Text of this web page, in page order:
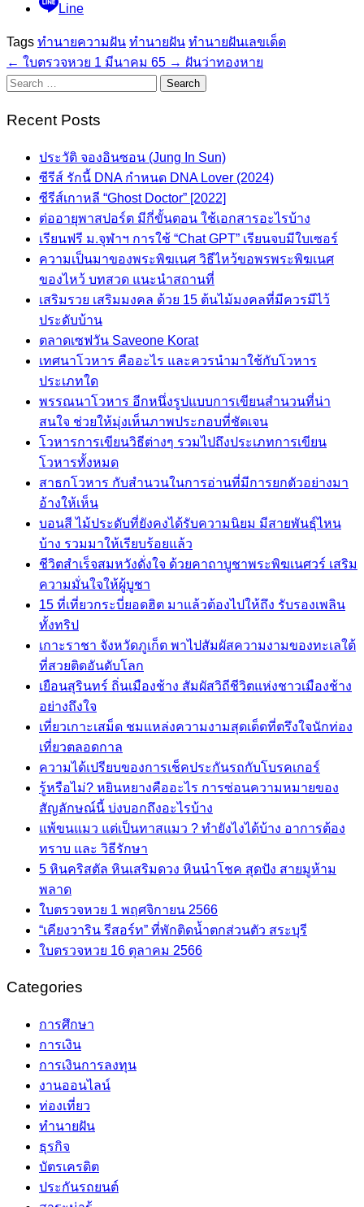
Line
Tags ทำนายความฝัน ทำนายฝัน ทำนายฝันเลขเด็ด
← ใบตรวจหวย 1 มีนาคม 65 → ฝันว่าทองหาย
Search
Recent Posts
ประวัติ จองอินซอน (Jung In Sun)
ซีรีส์ รักนี้ DNA กำหนด DNA Lover (2024)
ซีรีส์เกาหลี “Ghost Doctor” [2022]
ต่ออายุพาสปอร์ต มีกี่ขั้นตอน ใช้เอกสารอะไรบ้าง
เรียนฟรี ม.จุฬาฯ การใช้ “Chat GPT” เรียนจบมีใบเซอร์
ความเป็นมาของพระพิฆเนศ วิธีไหว้ขอพรพระพิฆเนศ
ของไหว้ บทสวด แนะนำสถานที่
เสริมรวย เสริมมงคล ด้วย 15 ต้นไม้มงคลที่มีควรมีไว้
ประดับบ้าน
ตลาดเซฟวัน Saveone Korat
เทศนาโวหาร คืออะไร และควรนำมาใช้กับโวหาร
ประเภทใด
พรรณนาโวหาร อีกหนึ่งรูปแบบการเขียนสำนวนที่น่า
สนใจ ช่วยให้มุ่งเห็นภาพประกอบที่ชัดเจน
โวหารการเขียนวิธีต่างๆ รวมไปถึงประเภทการเขียน
โวหารทั้งหมด
สาธกโวหาร กับสำนวนในการอ่านที่มีการยกตัวอย่างมา
อ้างให้เห็น
บอนสี ไม้ประดับที่ยังคงได้รับความนิยม มีสายพันธุ์ไหน
บ้าง รวมมาให้เรียบร้อยแล้ว
ชีวิตสำเร็จสมหวังดั่งใจ ด้วยคาถาบูชาพระพิฆเนศวร์ เสริม
ความมั่นใจให้ผู้บูชา
15 ที่เที่ยวกระบี่ยอดฮิต มาแล้วต้องไปให้ถึง รับรองเพลิน
ทั้งทริป
เกาะราชา จังหวัดภูเก็ต พาไปสัมผัสความงามของทะเลใต้
ที่สวยติดอันดับโลก
เยือนสุรินทร์ ถิ่นเมืองช้าง สัมผัสวิถีชีวิตแห่งชาวเมืองช้าง
อย่างถึงใจ
เที่ยวเกาะเสม็ด ชมแหล่งความงามสุดเด็ดที่ตรึงใจนักท่อง
เที่ยวตลอดกาล
ความได้เปรียบของการเช็คประกันรถกับโบรคเกอร์
รู้หรือไม่? หยินหยางคืออะไร การซ่อนความหมายของ
สัญลักษณ์นี้ บ่งบอกถึงอะไรบ้าง
แพ้ขนแมว แต่เป็นทาสแมว ? ทำยังไงได้บ้าง อาการต้อง
ทราบ และ วิธีรักษา
5 หินคริสตัล หินเสริมดวง หินนำโชค สุดปัง สายมูห้าม
พลาด
ใบตรวจหวย 1 พฤศจิกายน 2566
“เคียงวาริน รีสอร์ท” ที่พักติดน้ำตกส่วนตัว สระบุรี
ใบตรวจหวย 16 ตุลาคม 2566
Categories
การศึกษา
การเงิน
การเงินการลงทุน
งานออนไลน์
ท่องเที่ยว
ทำนายฝัน
ธุรกิจ
บัตรเครดิต
ประกันรถยนต์